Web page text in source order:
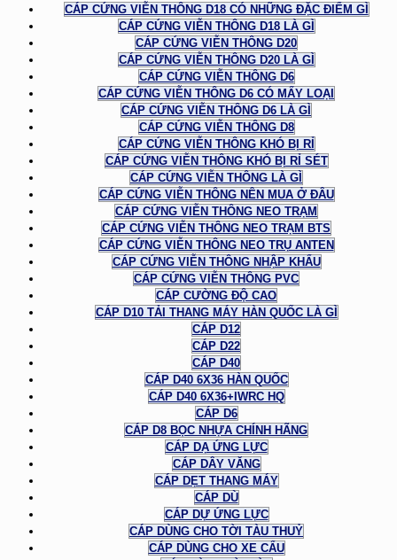
CÁP CỨNG VIỄN THÔNG D18 CÓ NHỮNG ĐẶC ĐIỂM GÌ
CÁP CỨNG VIỄN THÔNG D18 LÀ GÌ
CÁP CỨNG VIỄN THÔNG D20
CÁP CỨNG VIỄN THÔNG D20 LÀ GÌ
CÁP CỨNG VIỄN THÔNG D6
CÁP CỨNG VIỄN THÔNG D6 CÓ MẤY LOẠI
CÁP CỨNG VIỄN THÔNG D6 LÀ GÌ
CÁP CỨNG VIỄN THÔNG D8
CÁP CỨNG VIỄN THÔNG KHÓ BỊ RỈ
CÁP CỨNG VIỄN THÔNG KHÓ BỊ RỈ SÉT
CÁP CỨNG VIỄN THÔNG LÀ GÌ
CÁP CỨNG VIỄN THÔNG NÊN MUA Ở ĐÂU
CÁP CỨNG VIỄN THÔNG NEO TRẠM
CÁP CỨNG VIỄN THÔNG NEO TRẠM BTS
CÁP CỨNG VIỄN THÔNG NEO TRỤ ANTEN
CÁP CỨNG VIỄN THÔNG NHẬP KHẨU
CÁP CỨNG VIỄN THÔNG PVC
CÁP CƯỜNG ĐỘ CAO
CÁP D10 TẢI THANG MÁY HÀN QUỐC LÀ GÌ
CÁP D12
CÁP D22
CÁP D40
CÁP D40 6X36 HÀN QUỐC
CÁP D40 6X36+IWRC HQ
CÁP D6
CÁP D8 BỌC NHỰA CHÍNH HÃNG
CÁP DẠ ỨNG LỰC
CÁP DÂY VĂNG
CÁP DẸT THANG MÁY
CÁP DÙ
CÁP DỰ ỨNG LỰC
CÁP DÙNG CHO TỜI TÀU THUỶ
CÁP DÙNG CHO XE CẨU